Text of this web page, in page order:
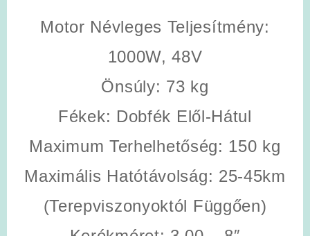
Motor Névleges Teljesítmény:
1000W, 48V
Önsúly: 73 kg
Fékek: Dobfék Elől-Hátul
Maximum Terhelhetőség: 150 kg
Maximális Hatótávolság: 25-45km
(Terepviszonyoktól Függően)